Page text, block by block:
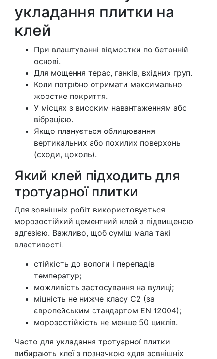
укладання плитки на
клей
При влаштуванні відмостки по бетонній
основі.
Для мощення терас, ганків, вхідних груп.
Коли потрібно отримати максимально
жорстке покриття.
У місцях з високим навантаженням або
вібрацією.
Якщо планується облицювання
вертикальних або похилих поверхонь
(сходи, цоколь).
Який клей підходить для
тротуарної плитки
Для зовнішніх робіт використовується
морозостійкий цементний клей з підвищеною
адгезією. Важливо, щоб суміш мала такі
властивості:
стійкість до вологи і перепадів
температур;
можливість застосування на вулиці;
міцність не нижче класу C2 (за
європейським стандартом EN 12004);
морозостійкість не менше 50 циклів.
Часто для укладання тротуарної плитки
вибирають клеї з позначкою «для зовнішніх